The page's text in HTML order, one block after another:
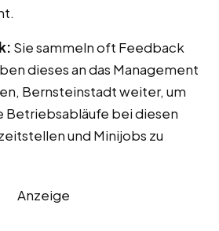
Sie sammeln oft Feedback
dieses an das Management
Bernsteinstadt weiter, um
Betriebsabläufe bei diesen
und Minijobs zu
Anzeige